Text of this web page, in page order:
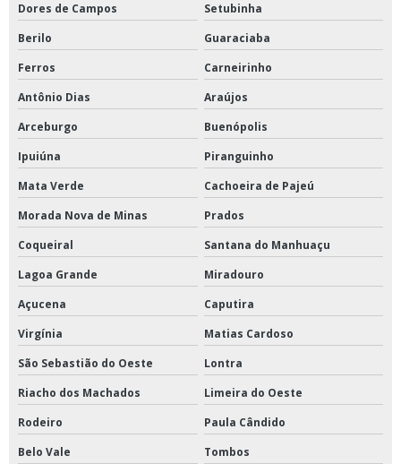
Dores de Campos
Setubinha
Berilo
Guaraciaba
Ferros
Carneirinho
Antônio Dias
Araújos
Arceburgo
Buenópolis
Ipuiúna
Piranguinho
Mata Verde
Cachoeira de Pajeú
Morada Nova de Minas
Prados
Coqueiral
Santana do Manhuaçu
Lagoa Grande
Miradouro
Açucena
Caputira
Virgínia
Matias Cardoso
São Sebastião do Oeste
Lontra
Riacho dos Machados
Limeira do Oeste
Rodeiro
Paula Cândido
Belo Vale
Tombos